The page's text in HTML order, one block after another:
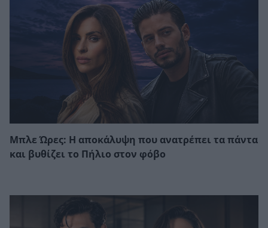
Μπλε Ώρες: Η αποκάλυψη που ανατρέπει τα πάντα
και βυθίζει το Πήλιο στον φόβο